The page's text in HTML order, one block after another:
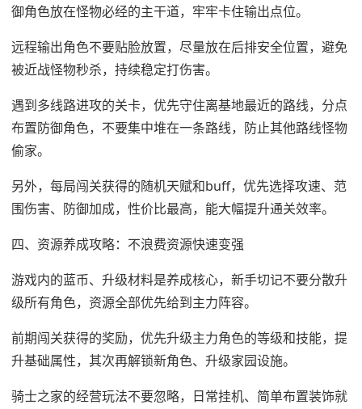
御角色放在怪物必经的主干道，牢牢卡住输出点位。
远程输出角色不要贴脸放置，尽量放在后排安全位置，避免
被近战怪物秒杀，持续稳定打伤害。
遇到多线路进攻的关卡，优先守住离基地最近的路线，分点
布置防御角色，不要集中堆在一条路线，防止其他路线怪物
偷家。
另外，每局闯关获得的随机天赋和buff，优先选择攻速、范
围伤害、防御加成，性价比最高，能大幅提升通关效率。
四、资源养成攻略：不浪费资源快速变强
游戏内的蓝币、升级材料是养成核心，新手切记不要分散升
级所有角色，资源全部优先给到主力阵容。
前期闯关获得的奖励，优先升级主力角色的等级和技能，提
升基础属性，其次再解锁新角色、升级家园设施。
骑士之家的经营玩法不要忽略，日常挂机、简单布置装饰就